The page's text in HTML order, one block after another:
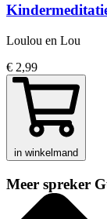
Loulou en Lou
€ 2,99
in winkelmand
Meer spreker